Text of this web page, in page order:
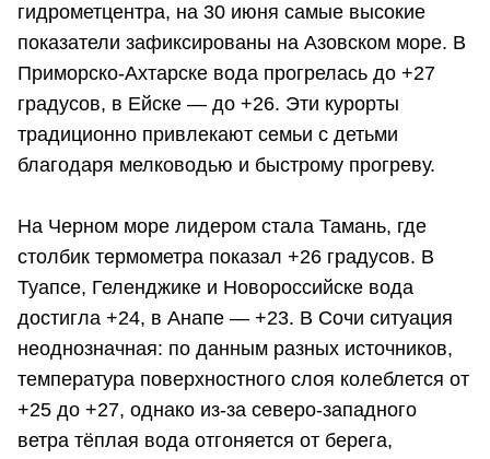
гидрометцентра, на 30 июня самые высокие
показатели зафиксированы на Азовском море. В
Приморско-Ахтарске вода прогрелась до +27
градусов, в Ейске — до +26. Эти курорты
традиционно привлекают семьи с детьми
благодаря мелководью и быстрому прогреву.
На Черном море лидером стала Тамань, где
столбик термометра показал +26 градусов. В
Туапсе, Геленджике и Новороссийске вода
достигла +24, в Анапе — +23. В Сочи ситуация
неоднозначная: по данным разных источников,
температура поверхностного слоя колеблется от
+25 до +27, однако из-за северо-западного
ветра тёплая вода отгоняется от берега,